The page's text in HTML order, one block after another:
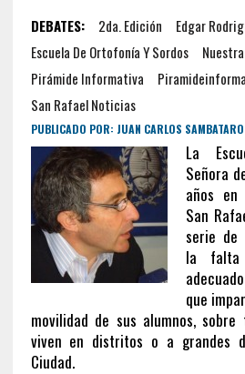
DEBATES: 2da. Edición
Edgar
Escuela De Ortofonía Y Sordos
Pirámide Informativa
San Rafael Noticias
PUBLICADO POR: JUAN CARLOS SAMBATARO
La
Señora
años
San
serie de
la falta
que
movilidad de sus alumnos,
viven en distritos o a grandes
Ciudad.